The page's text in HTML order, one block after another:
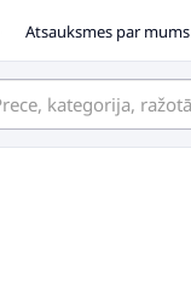
Atsauksmes par mums